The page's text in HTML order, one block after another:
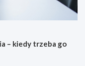
– kiedy trzeba go